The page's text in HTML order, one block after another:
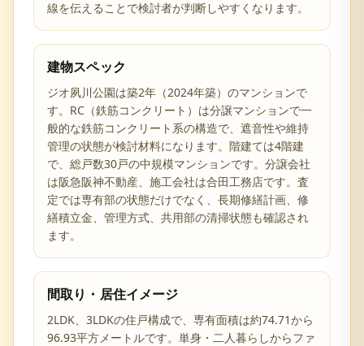
線を伝えることで検討者が判断しやすくなります。
建物スペック
ジオ夙川公園は築2年（2024年築）のマンションで
す。RC（鉄筋コンクリート）は分譲マンションで一
般的な鉄筋コンクリート系の構造で、遮音性や維持
管理の状態が検討材料になります。階建ては4階建
で、総戸数30戸の中規模マンションです。分譲会社
は阪急阪神不動産、施工会社は合田工務店です。査
定では専有部の状態だけでなく、長期修繕計画、修
繕積立金、管理方式、共用部の清掃状態も確認され
ます。
間取り・居住イメージ
2LDK、3LDKの住戸構成で、専有面積は約74.71から
96.93平方メートルです。単身・二人暮らしからファ